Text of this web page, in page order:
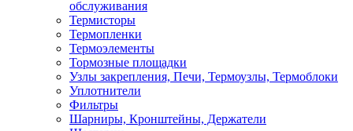
обслуживания
Термисторы
Термопленки
Термоэлементы
Тормозные площадки
Узлы закрепления, Печи, Термоузлы, Термоблоки
Уплотнители
Фильтры
Шарниры, Кронштейны, Держатели